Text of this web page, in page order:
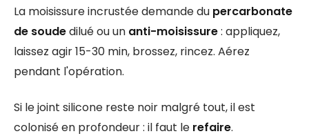
La moisissure incrustée demande du percarbonate
de soudedilué ou un anti-moisissure: appliquez,
laissez agir 15-30 min, brossez, rincez. Aérez
pendant l'opération.
Si le joint silicone reste noir malgré tout, il est
colonisé en profondeur : il faut le refaire.